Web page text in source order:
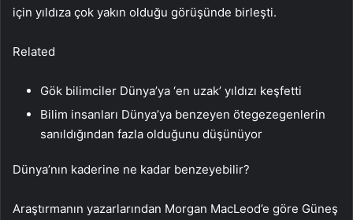
için yıldıza çok yakın olduğu görüşünde birleşti.
Related
Gök bilimciler Dünya’ya ‘en uzak’ yıldızı keşfetti
Bilim insanları Dünya’ya benzeyen ötegezegenlerin
sanıldığından fazla olduğunu düşünüyor
Dünya’nın kaderine ne kadar benzeyebilir?
Araştırmanın yazarlarından Morgan MacLeod’e göre Güneş